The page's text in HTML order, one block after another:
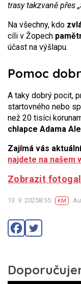
trasy takzvaně přes
Na všechny, kdo
cíli v Žopech
účast na výšlapu.
Pomoc
A taky dobrý pocit,
startovného nebo
než 20 tisíci
chlapce Adama
Zajímá vás
najdete na našem
Zobrazit
13. 9. 20258:55 KM